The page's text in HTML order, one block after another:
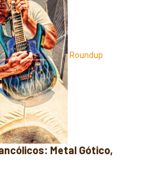
Roundup
Metal Gótico,